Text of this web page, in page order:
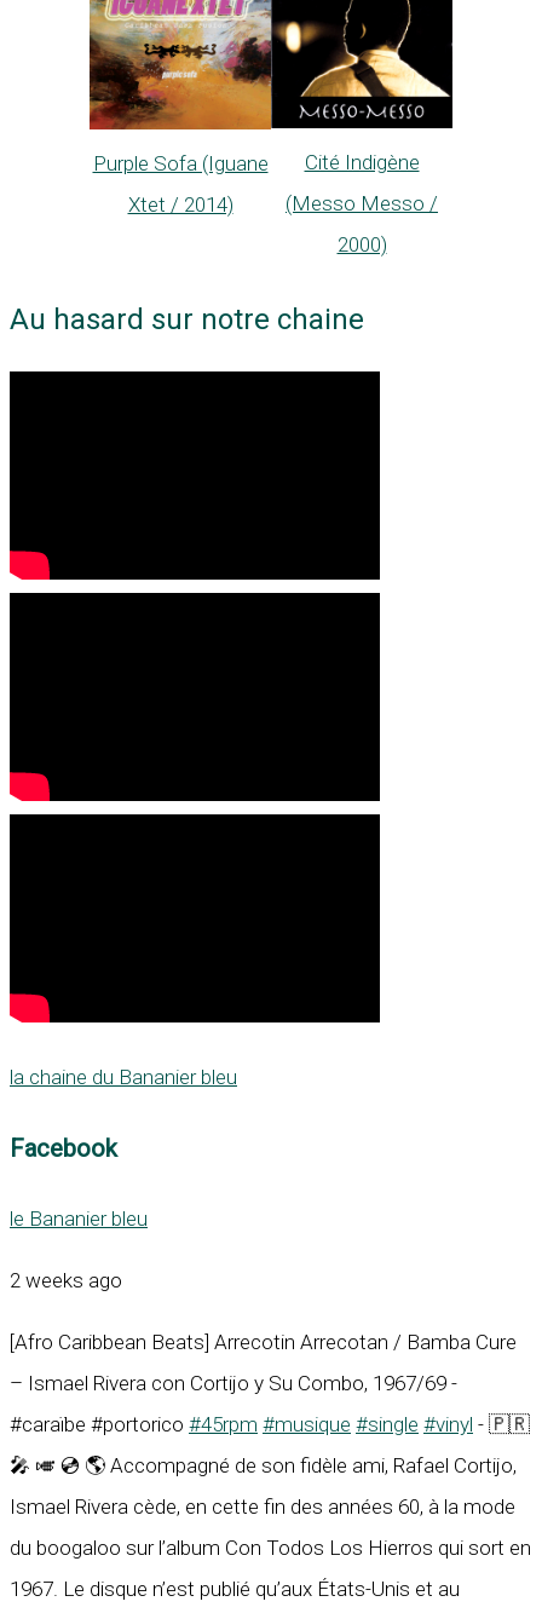
Purple Sofa (Iguane
Xtet / 2014)
Cité Indigène
(Messo Messo /
2000)
Au hasard sur notre chaine
la chaine du Bananier bleu
Facebook
le Bananier bleu
2 weeks ago
[Afro Caribbean Beats] Arrecotin Arrecotan / Bamba Cure
– Ismael Rivera con Cortijo y Su Combo, 1967/69 -
#caraïbe #portorico #45rpm #musique #single #vinyl - 🇵🇷
🎤 🎺 💿 🌎 Accompagné de son fidèle ami, Rafael Cortijo,
Ismael Rivera cède, en cette fin des années 60, à la mode
du boogaloo sur l’album Con Todos Los Hierros qui sort en
1967. Le disque n’est publié qu’aux États-Unis et au